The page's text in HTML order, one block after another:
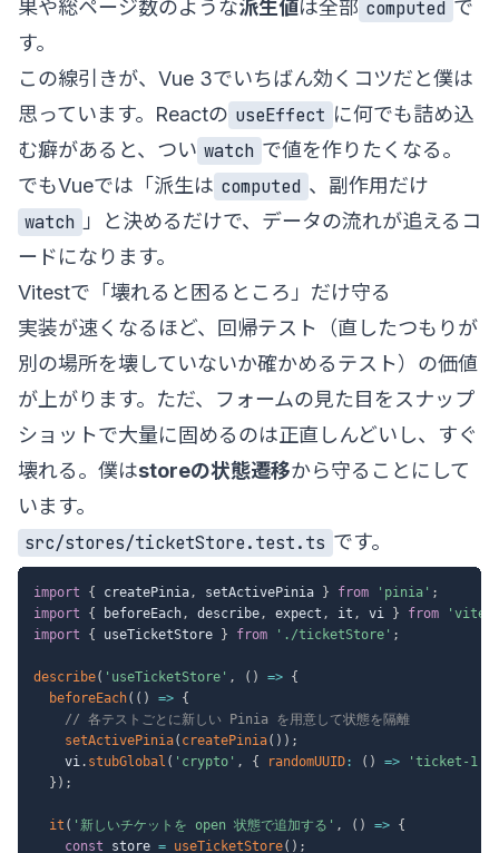
果や総ページ数のような派生値は全部 computed で
す。
この線引きが、Vue 3でいちばん効くコツだと僕は
思っています。Reactの useEffect に何でも詰め込
む癖があると、つい watch で値を作りたくなる。
でもVueでは「派生は computed 、副作用だけ
watch
」と決めるだけで、データの流れが追えるコ
ードになります。
Vitestで「壊れると困るところ」だけ守る
実装が速くなるほど、回帰テスト（直したつもりが
別の場所を壊していないか確かめるテスト）の価値
が上がります。ただ、フォームの見た目をスナップ
ショットで大量に固めるのは正直しんどいし、すぐ
壊れる。僕はstoreの状態遷移から守ることにして
います。
src/stores/ticketStore.test.ts です。
import { createPinia, setActivePinia } from 'pinia' ;
import
{ beforeEach, describe, expect , it , vi } from
import
{ useTicketStore } from './ticketStore' ;
describe( 'useTicketStore' , ( ) => {
beforeEach( ( ) => {
// 各テストごとに新しい Pinia を用意して状態を隔離
setActivePinia( createPinia( ) ) ;
    vi
. stubGlobal ( 'crypto' , { randomUUID : ( ) => 'ticket-1'
} ) ;
it ( '新しいチケットを open 状態で追加する' , ( ) => {
const store = useTicketStore( ) ;